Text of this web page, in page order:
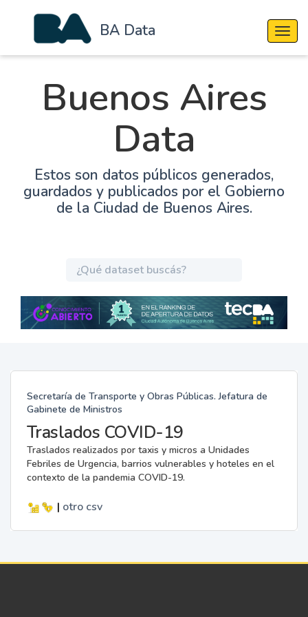
BA Data
Buenos Aires
Data
Estos son datos públicos generados,
guardados y publicados por el Gobierno
de la Ciudad de Buenos Aires.
Secretaría de Transporte y Obras Públicas. Jefatura de
Gabinete de Ministros
Traslados COVID-19
Traslados realizados por taxis y micros a Unidades
Febriles de Urgencia, barrios vulnerables y hoteles en el
contexto de la pandemia COVID-19.
| otro csv